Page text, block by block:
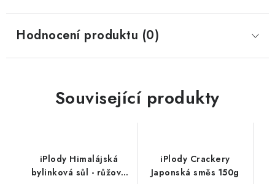
Hodnocení produktu (0)
Související produkty
iPlody Himalájská
bylinková sůl - růžová
iPlody Crackery
Japonská směs 150g